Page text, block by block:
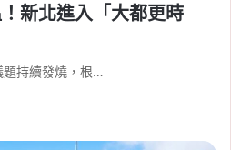
新北進入「大都更時
題持續發燒，根…